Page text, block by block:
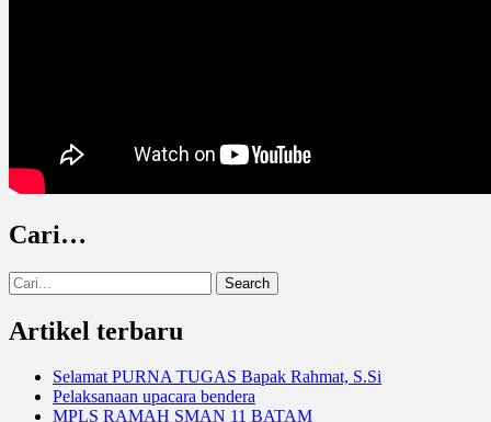
Cari…
Search
for:
Artikel terbaru
Selamat PURNA TUGAS Bapak Rahmat, S.Si
Pelaksanaan upacara bendera
MPLS RAMAH SMAN 11 BATAM